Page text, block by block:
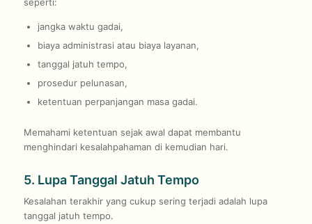
jangka waktu gadai,
biaya administrasi atau biaya layanan,
tanggal jatuh tempo,
prosedur pelunasan,
ketentuan perpanjangan masa gadai.
Memahami ketentuan sejak awal dapat membantu
menghindari kesalahpahaman di kemudian hari.
5. Lupa Tanggal Jatuh Tempo
Kesalahan terakhir yang cukup sering terjadi adalah lupa
tanggal jatuh tempo.